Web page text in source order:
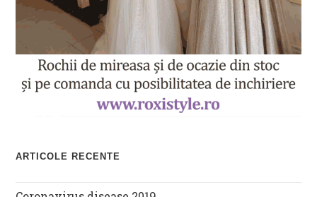
ARTICOLE RECENTE